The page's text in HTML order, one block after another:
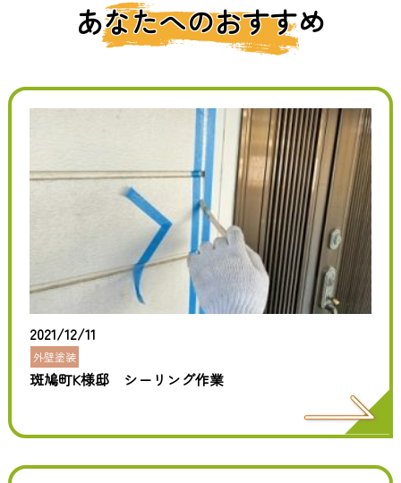
あなたへのおすすめ
2021/12/11
外壁塗装
斑鳩町K様邸 シーリング作業